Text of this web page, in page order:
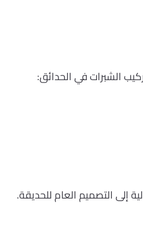
الشبرات في الحدائق:
إلى التصميم العام للحديقة.